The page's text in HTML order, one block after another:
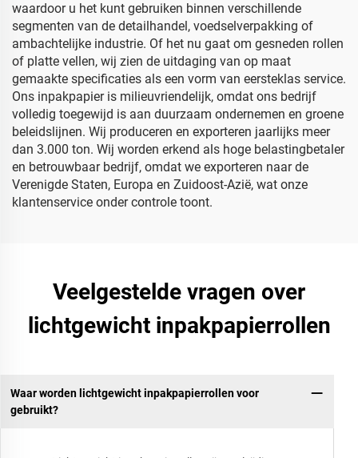
waardoor u het kunt gebruiken binnen verschillende
segmenten van de detailhandel, voedselverpakking of
ambachtelijke industrie. Of het nu gaat om gesneden rollen
of platte vellen, wij zien de uitdaging van op maat
gemaakte specificaties als een vorm van eersteklas service.
Ons inpakpapier is milieuvriendelijk, omdat ons bedrijf
volledig toegewijd is aan duurzaam ondernemen en groene
beleidslijnen. Wij produceren en exporteren jaarlijks meer
dan 3.000 ton. Wij worden erkend als hoge belastingbetaler
en betrouwbaar bedrijf, omdat we exporteren naar de
Verenigde Staten, Europa en Zuidoost-Azië, wat onze
klantenservice onder controle toont.
Veelgestelde vragen over
lichtgewicht inpakpapierrollen
Waar worden lichtgewicht inpakpapierrollen voor
gebruikt?